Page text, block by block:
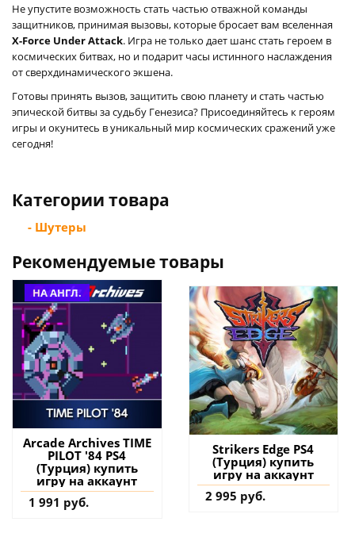
Не упустите возможность стать частью отважной команды
защитников, принимая вызовы, которые бросает вам вселенная
X-Force Under Attack. Игра не только дает шанс стать героем в
космических битвах, но и подарит часы истинного наслаждения
от сверхдинамического экшена.
Готовы принять вызов, защитить свою планету и стать частью
эпической битвы за судьбу Генезиса? Присоединяйтесь к героям
игры и окунитесь в уникальный мир космических сражений уже
сегодня!
Категории товара
- Шутеры
Рекомендуемые товары
НА АНГЛ.
Arcade Archives TIME
PILOT '84 PS4
(Турция) купить
игру на аккаунт
1 991 руб.
Strikers Edge PS4
(Турция) купить
игру на аккаунт
2 995 руб.